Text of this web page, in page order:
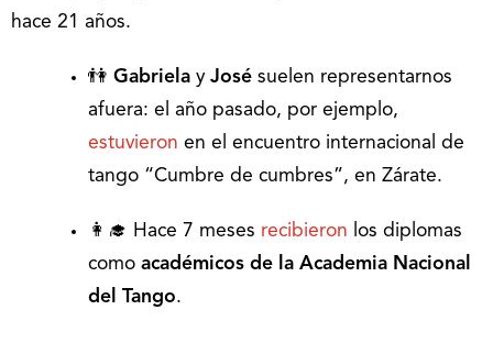
hace 21 años.
👫 Gabriela y José suelen representarnos
afuera: el año pasado, por ejemplo,
estuvieron en el encuentro internacional de
tango “Cumbre de cumbres”, en Zárate.
👩‍🎓 Hace 7 meses recibieron los diplomas
como académicos de la Academia Nacional
del Tango.